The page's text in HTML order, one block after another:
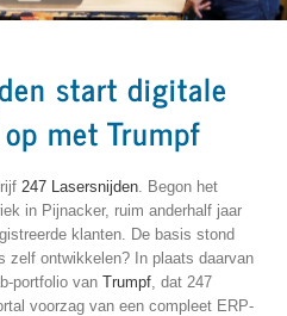
start digitale
met Trumpf
247 Lasersnijden . Begon het
in Pijnacker, ruim anderhalf jaar
klanten. De basis stond
zelf ontwikkelen? In plaats daarvan
portfolio van Trumpf , dat 247
voorzag van een compleet ERP-